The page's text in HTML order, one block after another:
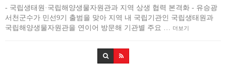
- 국립생태원·국립해양생물자원관과 지역 상생 협력 본격화 - 유승광
서천군수가 민선9기 출범을 맞아 지역 내 국립기관인 국립생태원과
국립해양생물자원관을 연이어 방문해 기관별 주요 …
더보기